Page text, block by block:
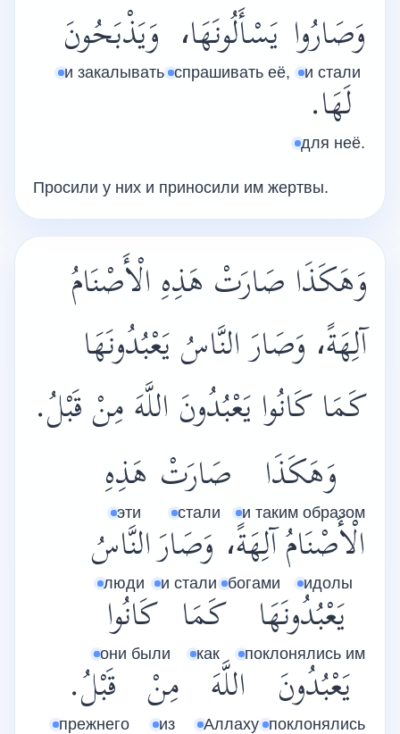
وَصَارُوا
и стали
يَسْأَلُونَهَا،
спрашивать её,
وَيَذْبَحُونَ
и закалывать
لَهَا.
для неё.
Просили у них и приносили им жертвы.
وَهَكَذَا صَارَتْ هَذِهِ الْأَصْنَامُ
آلِهَةً، وَصَارَ النَّاسُ يَعْبُدُونَهَا
كَمَا كَانُوا يَعْبُدُونَ اللَّهَ مِنْ قَبْلُ.
وَهَكَذَا
и таким образом
صَارَتْ
стали
هَذِهِ
эти
الْأَصْنَامُ
идолы
آلِهَةً،
богами
وَصَارَ
и стали
النَّاسُ
люди
يَعْبُدُونَهَا
поклонялись им
كَمَا
как
كَانُوا
они были
يَعْبُدُونَ
поклонялись
اللَّهَ
Аллаху
مِنْ
из
قَبْلُ.
прежнего